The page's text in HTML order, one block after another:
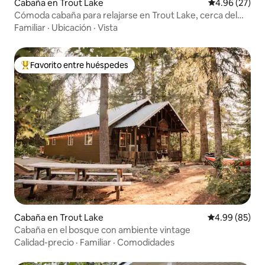
Cabaña en Trout Lake Calificación
4.96 (27)
Cómoda cabaña para relajarse en Trout Lake, cerca del
monte Adams
Familiar · Ubicación · Vista
Favorito entre huéspedes preferido
Favorito entre huéspedes
Cabaña en Trout Lake Calificación
4.99 (85)
Cabaña en el bosque con ambiente vintage
Calidad-precio · Familiar · Comodidades